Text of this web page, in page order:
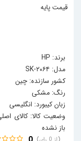
برند: HP
مدل: SK-۲۰۶۴
کشور سازنده: چین
رنگ: مشکی
زبان کیبورد: انگلیسی
وضعیت کالا: کالای
باز نشده
قیمت پایه